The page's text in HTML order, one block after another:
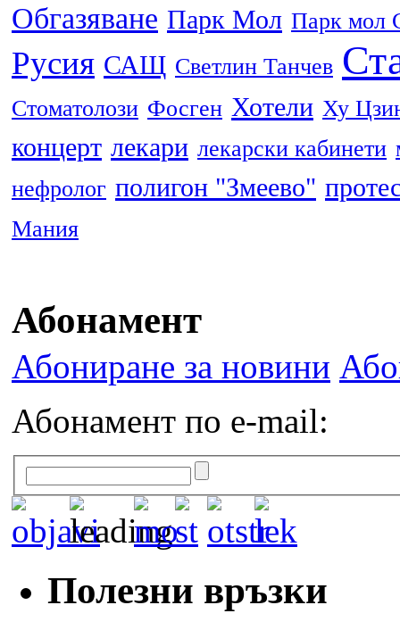
Обгазяване Парк Мол Парк мол
Русия САЩ Светлин Танчев
Стоматолози Фосген Хотели Ху
концерт лекари лекарски кабинети
нефролог полигон "Змеево"
Мания
Абонамент
Абониране за новини
Абонамент по e-mail:
Полезни връзки